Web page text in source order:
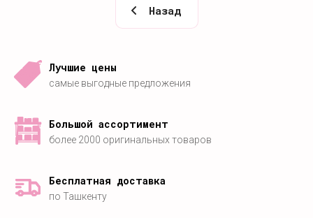
Назад
Лучшие цены
самые выгодные предложения
Большой ассортимент
более 2000 оригинальных товаров
Бесплатная доставка
по Ташкенту